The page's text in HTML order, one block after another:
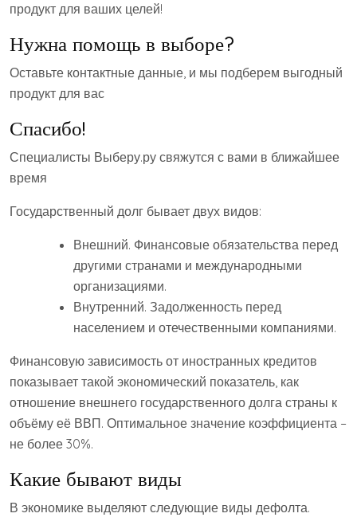
продукт для ваших целей!
Нужна помощь в выборе?
Оставьте контактные данные, и мы подберем выгодный
продукт для вас
Спасибо!
Специалисты Выберу.ру свяжутся с вами в ближайшее
время
Государственный долг бывает двух видов:
Внешний. Финансовые обязательства перед
другими странами и международными
организациями.
Внутренний. Задолженность перед
населением и отечественными компаниями.
Финансовую зависимость от иностранных кредитов
показывает такой экономический показатель, как
отношение внешнего государственного долга страны к
объёму её ВВП. Оптимальное значение коэффициента –
не более 30%.
Какие бывают виды
В экономике выделяют следующие виды дефолта.